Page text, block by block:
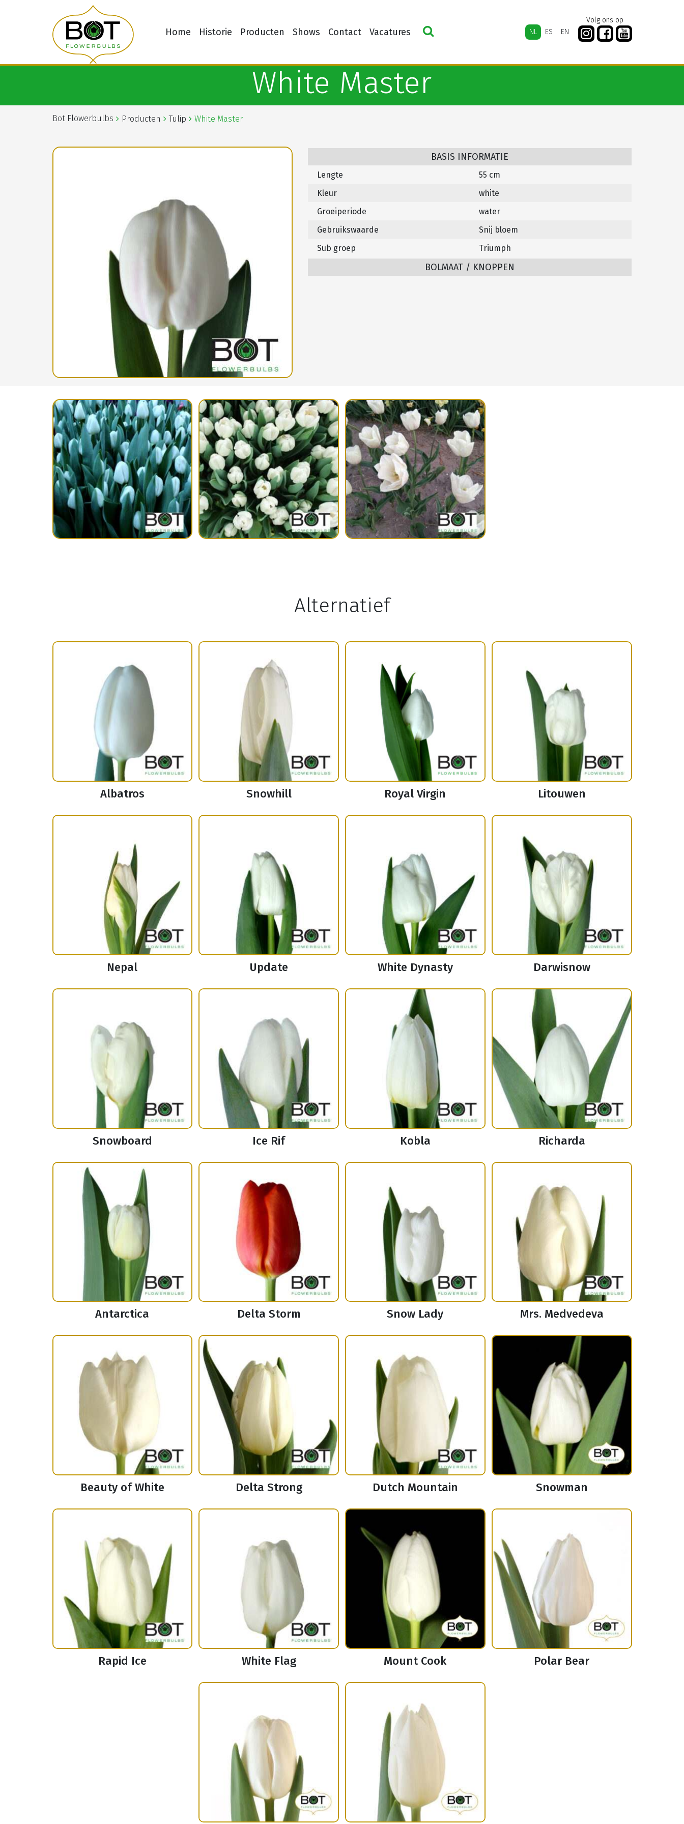
Home Historie Producten Shows Contact Vacatures NL ES EN
Volg ons op
White Master
Bot Flowerbulbs Producten Tulip White Master
BASIS INFORMATIE
Lengte
55 cm
Kleur
white
Groeiperiode
water
Gebruikswaarde
Snij bloem
Sub groep
Triumph
BOLMAAT / KNOPPEN
Alternatief
Albatros Snowhill Royal Virgin Litouwen
Nepal Update White Dynasty Darwisnow
Snowboard Ice Rif Kobla Richarda
Antarctica Delta Storm Snow Lady Mrs. Medvedeva
Beauty of White Delta Strong Dutch Mountain Snowman
Rapid Ice White Flag Mount Cook Polar Bear